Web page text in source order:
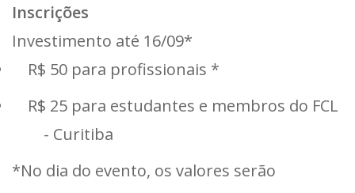
Inscrições
Investimento até 16/09*
R$ 50 para profissionais *
R$ 25 para estudantes e membros do FCL
- Curitiba
*No dia do evento, os valores serão